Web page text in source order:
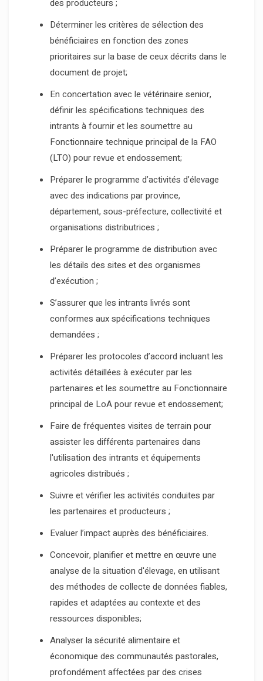
des producteurs ;
Déterminer les critères de sélection des
bénéficiaires en fonction des zones
prioritaires sur la base de ceux décrits dans le
document de projet;
En concertation avec le vétérinaire senior,
définir les spécifications techniques des
intrants à fournir et les soumettre au
Fonctionnaire technique principal de la FAO
(LTO) pour revue et endossement;
Préparer le programme d’activités d’élevage
avec des indications par province,
département, sous-préfecture, collectivité et
organisations distributrices ;
Préparer le programme de distribution avec
les détails des sites et des organismes
d’exécution ;
S’assurer que les intrants livrés sont
conformes aux spécifications techniques
demandées ;
Préparer les protocoles d’accord incluant les
activités détaillées à exécuter par les
partenaires et les soumettre au Fonctionnaire
principal de LoA pour revue et endossement;
Faire de fréquentes visites de terrain pour
assister les différents partenaires dans
l'utilisation des intrants et équipements
agricoles distribués ;
Suivre et vérifier les activités conduites par
les partenaires et producteurs ;
Evaluer l’impact auprès des bénéficiaires.
Concevoir, planifier et mettre en œuvre une
analyse de la situation d'élevage, en utilisant
des méthodes de collecte de données fiables,
rapides et adaptées au contexte et des
ressources disponibles;
Analyser la sécurité alimentaire et
économique des communautés pastorales,
profondément affectées par des crises